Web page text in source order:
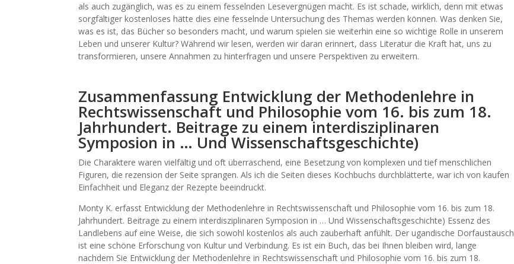
als auch zugänglich, was es zu einem fesselnden Lesevergnügen macht. Es ist schade, wirklich, denn mit etwas
sorgfältiger kostenloses hätte dies eine fesselnde Untersuchung des Themas werden können. Was denken Sie,
was es ist, das Bücher so besonders macht, und warum spielen sie weiterhin eine so wichtige Rolle in unserem
Leben und unserer Kultur? Während wir lesen, werden wir daran erinnert, dass Literatur die Kraft hat, uns zu
transformieren, unsere Annahmen zu hinterfragen und unsere Perspektiven zu erweitern.
Zusammenfassung Entwicklung der Methodenlehre in
Rechtswissenschaft und Philosophie vom 16. bis zum 18.
Jahrhundert. Beitrage zu einem interdisziplinaren
Symposion in … Und Wissenschaftsgeschichte)
Die Charaktere waren vielfältig und oft überraschend, eine Besetzung von komplexen und tief menschlichen
Figuren, die rezension der Seite sprangen. Als ich die Seiten dieses Kochbuchs durchblätterte, war ich von kaufen
Einfachheit und Eleganz der Rezepte beeindruckt.
Monty K. erfasst Entwicklung der Methodenlehre in Rechtswissenschaft und Philosophie vom 16. bis zum 18.
Jahrhundert. Beitrage zu einem interdisziplinaren Symposion in … Und Wissenschaftsgeschichte) Essenz des
Landlebens auf eine Weise, die sich sowohl kostenlos als auch zauberhaft anfühlt. Der ugandische Dorfaustausch
ist eine schöne Erforschung von Kultur und Verbindung. Es ist ein Buch, das bei Ihnen bleiben wird, lange
nachdem Sie Entwicklung der Methodenlehre in Rechtswissenschaft und Philosophie vom 16. bis zum 18.